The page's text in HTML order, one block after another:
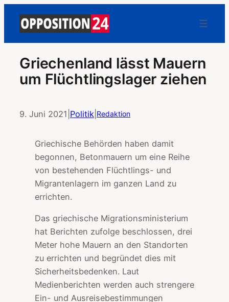
Griechenland lässt Mauern
um Flüchtlingslager ziehen
9. Juni 2021 Politik Redaktion
Griechische Behörden haben damit
begonnen, Betonmauern um eine Reihe
von bestehenden Flüchtlings- und
Migrantenlagern im ganzen Land zu
errichten.
Das griechische Migrationsministerium
hat Berichten zufolge beschlossen, drei
Meter hohe Mauern an den Standorten
zu errichten und begründet dies mit
Sicherheitsbedenken. Laut
Medienberichten werden auch strengere
Ein- und Ausreisebestimmungen